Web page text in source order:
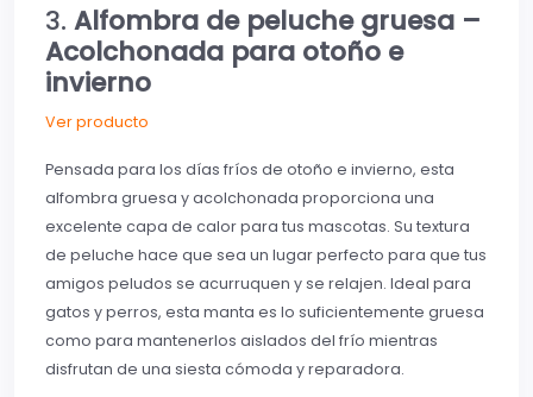
3. Alfombra de peluche gruesa –
Acolchonada para otoño e
invierno
Ver producto
Pensada para los días fríos de otoño e invierno, esta
alfombra gruesa y acolchonada proporciona una
excelente capa de calor para tus mascotas. Su textura
de peluche hace que sea un lugar perfecto para que tus
amigos peludos se acurruquen y se relajen. Ideal para
gatos y perros, esta manta es lo suficientemente gruesa
como para mantenerlos aislados del frío mientras
disfrutan de una siesta cómoda y reparadora.